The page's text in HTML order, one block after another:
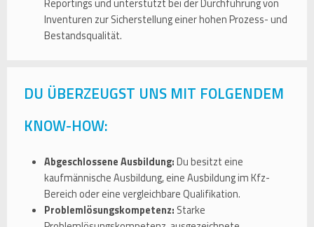
Reportings und unterstützt bei der Durchführung von
Inventuren zur Sicherstellung einer hohen Prozess- und
Bestandsqualität.
DU ÜBERZEUGST UNS MIT FOLGENDEM
KNOW-HOW:
Abgeschlossene Ausbildung:Du besitzt eine
kaufmännische Ausbildung, eine Ausbildung im Kfz-
Bereich oder eine vergleichbare Qualifikation.
Problemlösungskompetenz: Starke